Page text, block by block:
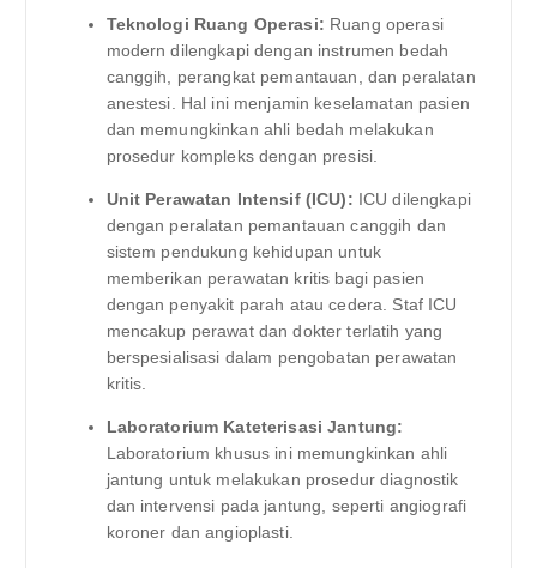
Teknologi Ruang Operasi: Ruang operasi
modern dilengkapi dengan instrumen bedah
canggih, perangkat pemantauan, dan peralatan
anestesi. Hal ini menjamin keselamatan pasien
dan memungkinkan ahli bedah melakukan
prosedur kompleks dengan presisi.
Unit Perawatan Intensif (ICU): ICU dilengkapi
dengan peralatan pemantauan canggih dan
sistem pendukung kehidupan untuk
memberikan perawatan kritis bagi pasien
dengan penyakit parah atau cedera. Staf ICU
mencakup perawat dan dokter terlatih yang
berspesialisasi dalam pengobatan perawatan
kritis.
Laboratorium Kateterisasi Jantung:
Laboratorium khusus ini memungkinkan ahli
jantung untuk melakukan prosedur diagnostik
dan intervensi pada jantung, seperti angiografi
koroner dan angioplasti.